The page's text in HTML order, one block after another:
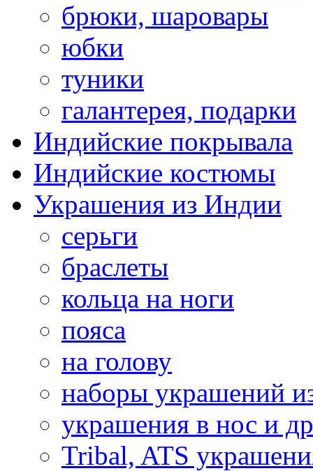
брюки, шаровары
юбки
туники
галантерея, подарки
Индийские покрывала
Индийские костюмы
Украшения из Индии
серьги
браслеты
кольца на ноги
пояса
на голову
наборы украшений
украшения в нос и
Tribal, ATS